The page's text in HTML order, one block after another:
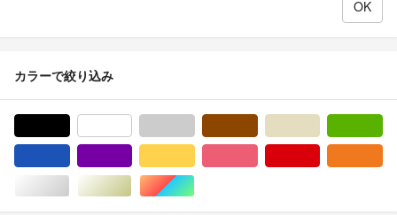
カラーで絞り込み
シルバー/銀色系ゴールド/金色系マルチカラー